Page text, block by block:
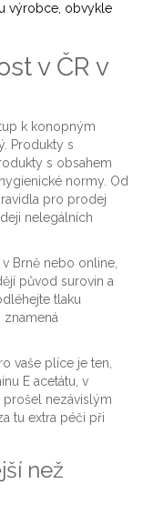
výrobce, obvykle
v ČR v
k konopným
Produkty s
s obsahem
normy. Od
pro prodej
nelegálních
Brně nebo online,
původ surovin a
tlaku
znamená
vaše plíce je ten,
E acetátu, v
prošel nezávislým
tu extra péči při
než